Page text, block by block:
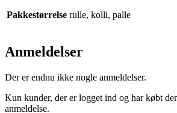
Pakkestørrelse rulle, kolli, palle
Anmeldelser
Der er endnu ikke nogle anmeldelser.
Kun kunder, der er logget ind og har købt
anmeldelse.